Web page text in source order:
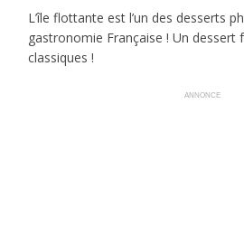
L’île flottante est l’un des desserts
gastronomie Française ! Un dessert
classiques !
ANNONCE